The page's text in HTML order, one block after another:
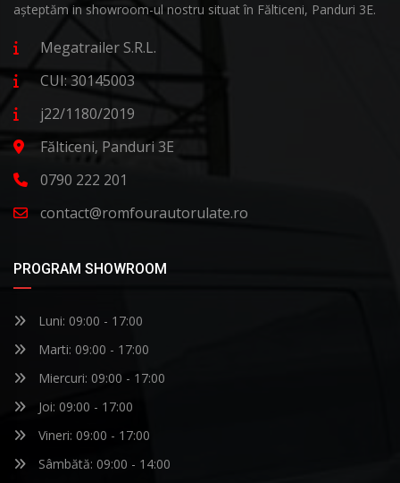
așteptăm in showroom-ul nostru situat în Fălticeni, Panduri 3E.
Megatrailer S.R.L.
CUI: 30145003
j22/1180/2019
Fălticeni, Panduri 3E
0790 222 201
contact@romfourautorulate.ro
PROGRAM SHOWROOM
Luni: 09:00 - 17:00
Marti: 09:00 - 17:00
Miercuri: 09:00 - 17:00
Joi: 09:00 - 17:00
Vineri: 09:00 - 17:00
Sâmbătă: 09:00 - 14:00